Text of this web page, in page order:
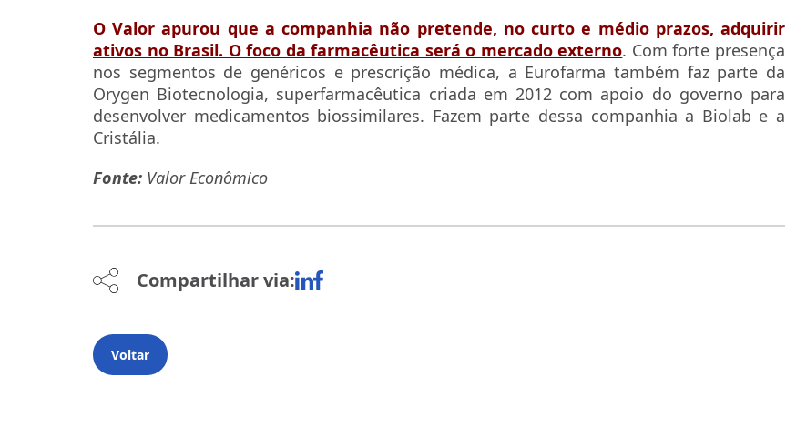
O Valor apurou que a companhia não pretende, no curto e médio prazos, adquirir
ativos no Brasil. O foco da farmacêutica será o mercado externo. Com forte presença
nos segmentos de genéricos e prescrição médica, a Eurofarma também faz parte da
Orygen Biotecnologia, superfarmacêutica criada em 2012 com apoio do governo para
desenvolver medicamentos biossimilares. Fazem parte dessa companhia a Biolab e a
Cristália.
Fonte: Valor Econômico
Compartilhar via:
Voltar